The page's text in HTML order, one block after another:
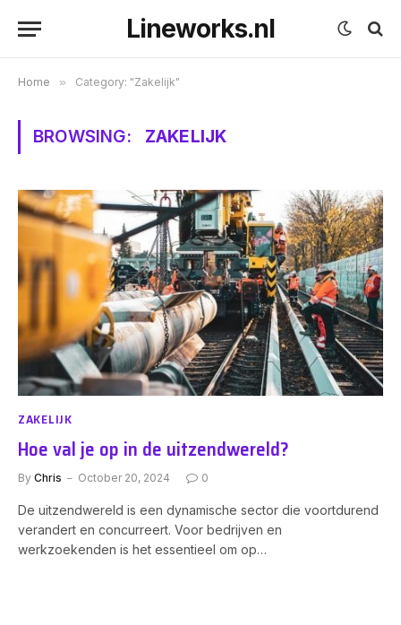
Lineworks.nl
Home » Category: "Zakelijk"
BROWSING: ZAKELIJK
ZAKELIJK
Hoe val je op in de uitzendwereld?
By Chris October 20, 2024 0
De uitzendwereld is een dynamische sector die voortdurend
verandert en concurreert. Voor bedrijven en
werkzoekenden is het essentieel om op…